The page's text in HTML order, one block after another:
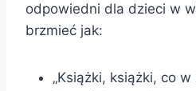
odpowiedni dla dzieci w
brzmieć jak:
„Książki, książki, co w